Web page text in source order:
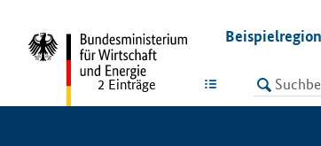
LISTE
2 Einträge